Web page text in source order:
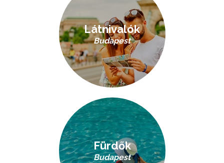
Látnivalók
Budapest
Fürdők
Budapest